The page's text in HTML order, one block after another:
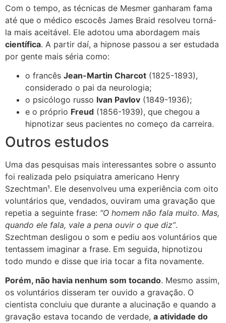
Com o tempo, as técnicas de Mesmer ganharam fama
até que o médico escocês James Braid resolveu torná-
la mais aceitável. Ele adotou uma abordagem mais
científica. A partir daí, a hipnose passou a ser estudada
por gente mais séria como:
o francês Jean-Martin Charcot (1825-1893),
considerado o pai da neurologia;
o psicólogo russo Ivan Pavlov (1849-1936);
e o próprio Freud (1856-1939), que chegou a
hipnotizar seus pacientes no começo da carreira.
Outros estudos
Uma das pesquisas mais interessantes sobre o assunto
foi realizada pelo psiquiatra americano Henry
Szechtman¹. Ele desenvolveu uma experiência com oito
voluntários que, vendados, ouviram uma gravação que
repetia a seguinte frase: “O homem não fala muito. Mas,
quando ele fala, vale a pena ouvir o que diz”.
Szechtman desligou o som e pediu aos voluntários que
tentassem imaginar a frase. Em seguida, hipnotizou
todo mundo e disse que iria tocar a fita novamente.
Porém, não havia nenhum som tocando. Mesmo assim,
os voluntários disseram ter ouvido a gravação. O
cientista concluiu que durante a alucinação e quando a
gravação estava tocando de verdade, a atividade do